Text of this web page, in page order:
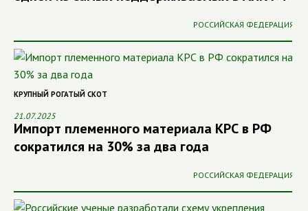
РОССИЙСКАЯ ФЕДЕРАЦИЯ
КРУПНЫЙ РОГАТЫЙ СКОТ
21.07.2025
Импорт племенного материала КРС в РФ
сократился на 30% за два года
РОССИЙСКАЯ ФЕДЕРАЦИЯ